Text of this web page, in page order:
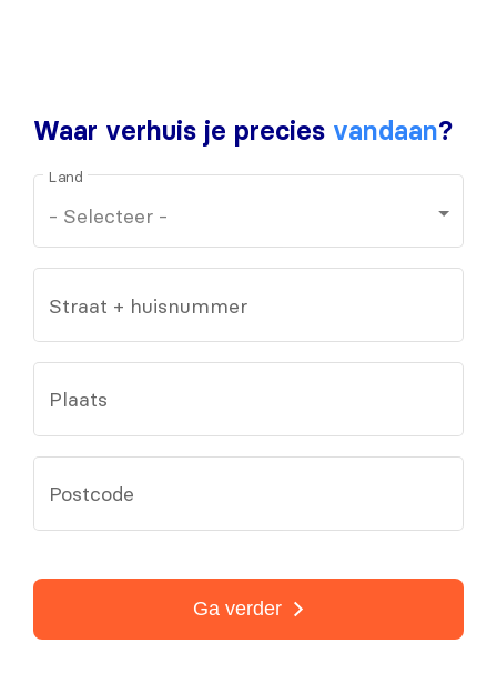
Waar verhuis je precies vandaan?
Land
Straat + huisnummer
Plaats
Postcode
Ga verder